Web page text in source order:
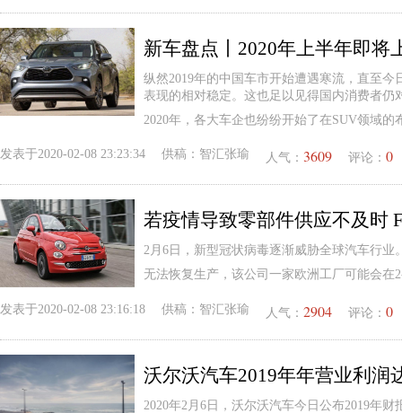
新车盘点丨2020年上半年即将
纵然2019年的中国车市开始遭遇寒流，直至
表现的相对稳定。这也足以见得国内消费者仍
2020年，各大车企也纷纷开始了在SUV领域的
发表于2020-02-08 23:23:34 供稿： 智汇张瑜 人气： 3609 评论： 0
若疫情导致零部件供应不及时
2月6日，新型冠状病毒逐渐威胁全球汽车行
无法恢复生产，该公司一家欧洲工厂可能会在
发表于2020-02-08 23:16:18 供稿： 智汇张瑜 人气： 2904 评论： 0
沃尔沃汽车2019年年营业利润
2020年2月6日，沃尔沃汽车今日公布2019年财